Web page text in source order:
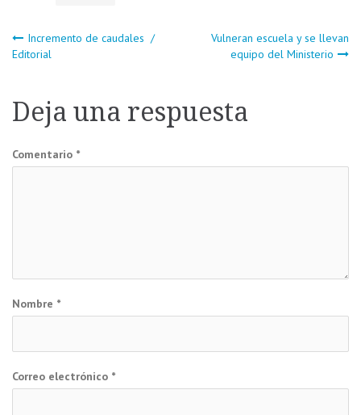
Navegación
entradas
Incremento de caudales /
Editorial
Vulneran escuela y se llevan
equipo del Ministerio
Deja una respuesta
Comentario *
Nombre *
Correo electrónico *